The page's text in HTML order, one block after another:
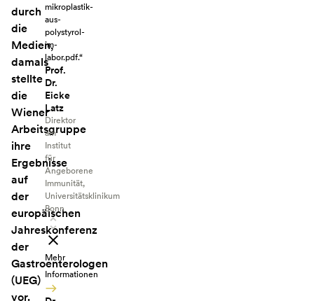
durch
die
Medien,
damals
stellte
die
Wiener
Arbeitsgruppe
ihre
Ergebnisse
auf
der
europäischen
Jahreskonferenz
der
Gastroenterologen
(UEG)
vor.
mikroplastik-
aus-
polystyrol-
im-
labor.pdf.“
Prof.
Dr.
Eicke
Latz
Direktor
am
Institut
für
Angeborene
Immunität,
Universitätsklinikum
Bonn
Mehr
Informationen